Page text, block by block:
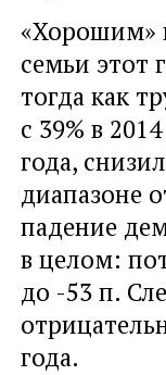
«Хорошим»
семьи этот
тогда как
с 39% в
года,
диапазоне
падение
в целом:
до -53 п.
года.